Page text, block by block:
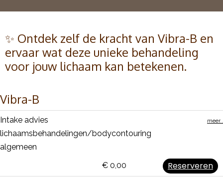
✨ Ontdek zelf de kracht van Vibra-B en
ervaar wat deze unieke behandeling
voor jouw lichaam kan betekenen.
Vibra-B
Intake advies
lichaamsbehandelingen/bodycontouring
algemeen
Reserveren
€ 0,00
meer..